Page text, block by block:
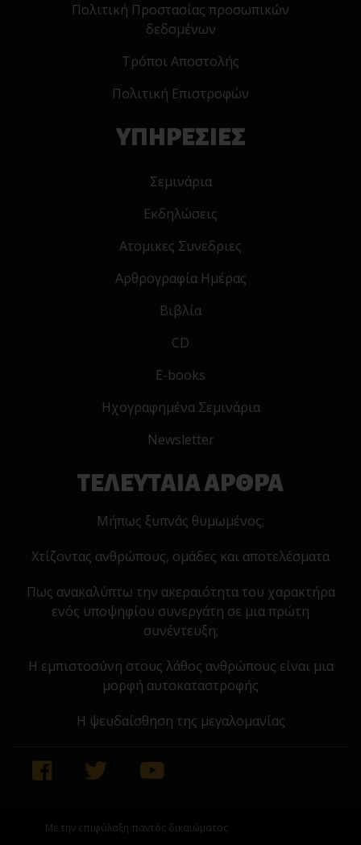
Πολιτική Προστασίας προσωπικών
δεδομένων
Τρόποι Αποστολής
Πολιτική Επιστροφών
ΥΠΗΡΕΣΙΕΣ
Σεμινάρια
Εκδηλώσεις
Ατομικες Συνεδριες
Αρθρογραφία Ημέρας
Βιβλία
CD
E-books
Ηχογραφημένα Σεμινάρια
Newsletter
ΤΕΛΕΥΤΑΙΑ ΑΡΘΡΑ
Μήπως ξυπνάς θυμωμένος;
Χτίζοντας ανθρώπους, ομάδες και αποτελέσματα
Πως ανακαλύπτω την ακεραιότητα του χαρακτήρα
ενός υποψηφίου συνεργάτη σε μια πρώτη
συνέντευξη;
Η εμπιστοσύνη στους λάθος ανθρώπους είναι μια
μορφή αυτοκαταστροφής
Η ψευδαίσθηση της μεγαλομανίας
Με την επιφύλαξη παντός δικαιώματος